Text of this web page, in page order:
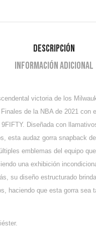
Descripción
Información adicional
victoria de los
de la NBA de 2021 con
Diseñada con
esta audaz gorra snapback
emblemas del equipo
una exhibición
su diseño estructurado
haciendo que esta gorra sea